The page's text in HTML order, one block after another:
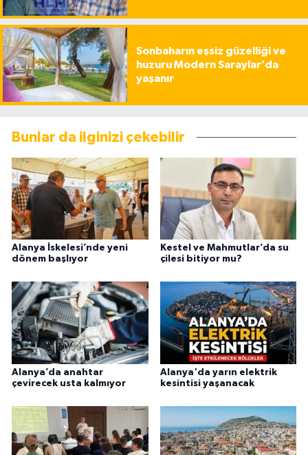
Sonbaharın eşsiz güzelliği ve
huzuru Modern Saraylar’da
yaşanır
Bunlar da ilginizi çekebilir
Alanya İskelesi’nde yeni
dönem başlıyor
Kestel ve Mahmutlar’da su
çilesi bitiyor mu?
Alanya’da anahtar
çevirecek usta kalmıyor
Alanya'da yarın elektrik
kesintisi yaşanacak